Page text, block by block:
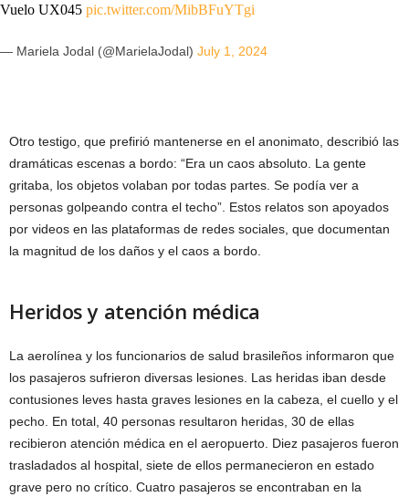
Vuelo UX045 pic.twitter.com/MibBFuYTgi
— Mariela Jodal (@MarielaJodal) July 1, 2024
Otro testigo, que prefirió mantenerse en el anonimato, describió las
dramáticas escenas a bordo: “Era un caos absoluto. La gente
gritaba, los objetos volaban por todas partes. Se podía ver a
personas golpeando contra el techo”. Estos relatos son apoyados
por videos en las plataformas de redes sociales, que documentan
la magnitud de los daños y el caos a bordo.
Heridos y atención médica
La aerolínea y los funcionarios de salud brasileños informaron que
los pasajeros sufrieron diversas lesiones. Las heridas iban desde
contusiones leves hasta graves lesiones en la cabeza, el cuello y el
pecho. En total, 40 personas resultaron heridas, 30 de ellas
recibieron atención médica en el aeropuerto. Diez pasajeros fueron
trasladados al hospital, siete de ellos permanecieron en estado
grave pero no crítico. Cuatro pasajeros se encontraban en la